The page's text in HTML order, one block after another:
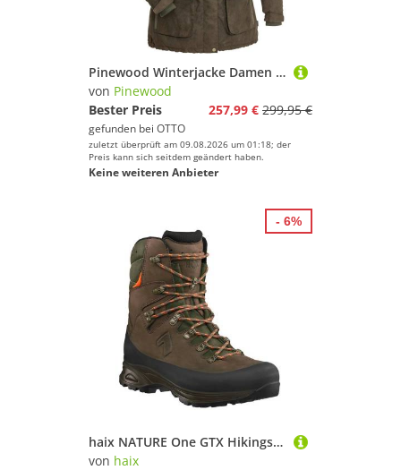
Pinewood Winterjacke Damen Jacke Abisko 2.0 Versiegelte Nähte, Wasserdicht
von Pinewood
Bester Preis
257,99 € 299,95 €
gefunden bei OTTO
zuletzt überprüft am 09.08.2026 um 01:18; der
Preis kann sich seitdem geändert haben.
Keine weiteren Anbieter
haix NATURE One GTX Hikingschuh (1-tlg)
von haix
- 6%